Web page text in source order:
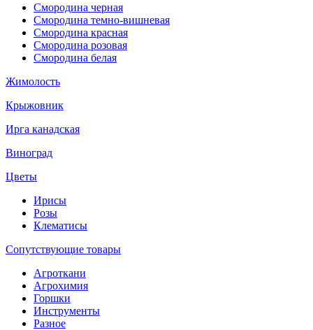
Смородина черная
Смородина темно-вишневая
Смородина красная
Смородина розовая
Смородина белая
Жимолость
Крыжовник
Ирга канадская
Виноград
Цветы
Ирисы
Розы
Клематисы
Сопутствующие товары
Агроткани
Агрохимия
Горшки
Инструменты
Разное